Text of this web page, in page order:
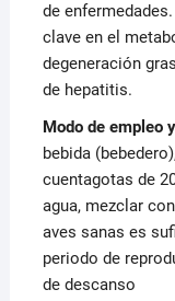
de
clave en el
degeneración
de hepatitis.
Modo de empleo
bebida
cuentagotas de
agua, mezclar
aves sanas es
periodo de
de descanso